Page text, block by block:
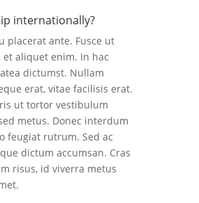
internationally?
placerat ante. Fusce ut
et aliquet enim. In hac
dictumst. Nullam
erat, vitae facilisis erat.
ut tortor vestibulum
metus. Donec interdum
feugiat rutrum. Sed ac
dictum accumsan. Cras
risus, id viverra metus